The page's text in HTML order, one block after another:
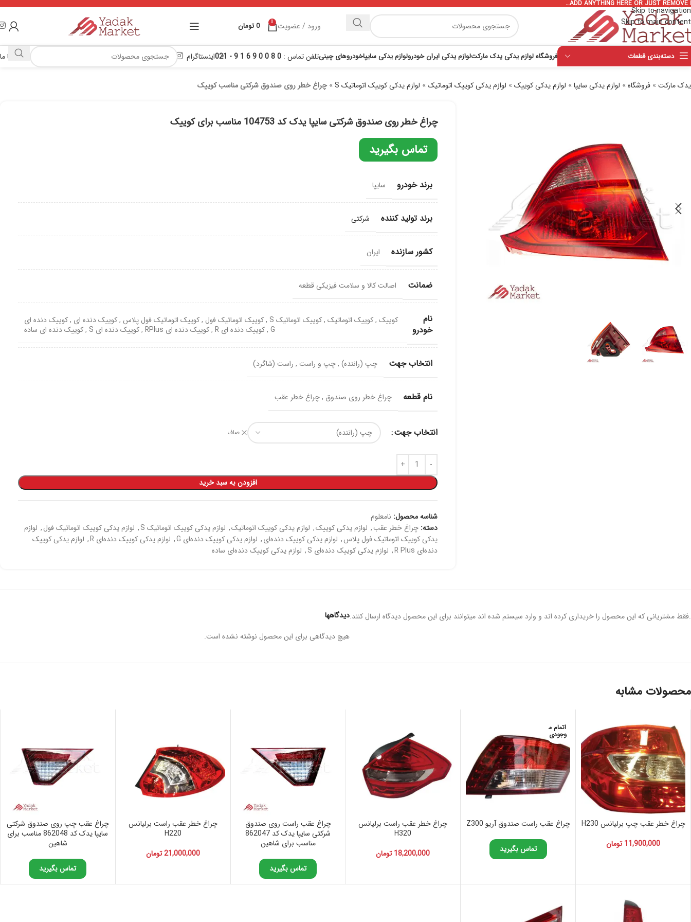
Skip to navigation
Skip to main content
ADD ANYTHING HERE OR JUST REMOVE
ورود / عضویت 0
0 تومان
دسته‌بندی قطعات فروشگاه لوازم یدکی یدک مارکتلوازم یدکی ایران خودرولوازم یدکی سایپاخودروهای چینیتلفن تماس : 0 8 0 0 9 6 1 9 - 021 اینستاگرام تماس با ما
یدک مارکت» فروشگاه» لوازم یدکی سایپا» لوازم یدکی کوییک» لوازم یدکی کوییک اتوماتیک» لوازم یدکی کوییک اتوماتیک S » چراغ خطر روی صندوق شرکتی مناسب کوییک
چراغ خطر روی صندوق شرکتی سایپا یدک کد 104753 مناسب برای کوییک
تماس بگیرید
برند خودرو سایپا
برند تولید کننده شرکتی
کشور سازنده ایران
ضمانت اصالت کالا و سلامت فیزیکی قطعه
نام
خودرو
کوییک ,کوییک اتوماتیک ,کوییک اتوماتیک S ,کوییک اتوماتیک فول ,کوییک اتوماتیک فول پلاس ,کوییک دنده ای ,کوییک دنده ای
G
,کوییک دنده ای R ,کوییک دنده ای RPlus ,کوییک دنده ای S ,کوییک دنده ای ساده
انتخاب جهت چپ (راننده) ,چپ و راست , راست (شاگرد)
نام قطعه چراغ خطر روی صندوق ,چراغ خطر عقب
انتخاب جهت صاف
افزودن به سبد خرید
شناسه محصول: نامعلوم
دسته: چراغ خطر عقب, لوازم یدکی کوییک, لوازم یدکی کوییک اتوماتیک, لوازم یدکی کوییک اتوماتیک S , لوازم یدکی کوییک اتوماتیک فول, لوازم
یدکی کوییک اتوماتیک فول پلاس, لوازم یدکی کوییک دنده‌ای, لوازم یدکی کوییک دنده‌ای G , لوازم یدکی کوییک دنده‌ای R , لوازم یدکی کوییک
دنده‌ای R Plus
, لوازم یدکی کوییک دنده‌ای S , لوازم یدکی کوییک دنده‌ای ساده
دیدگاهها
هیچ دیدگاهی برای این محصول نوشته نشده است.
.فقط مشتریانی که این محصول را خریداری کرده اند و وارد سیستم شده اند میتوانند برای این محصول دیدگاه ارسال کنند.
محصولات مشابه
چراغ خطر عقب چپ برلیانس H230
11,900,000 تومان
اتمام م
وجودی
چراغ عقب راست صندوق آریو Z300
تماس بگیرید
چراغ خطر عقب راست برلیانس
H320
18,200,000 تومان
چراغ عقب راست روی صندوق
شرکتی سایپا یدک کد 862047
مناسب برای شاهین
تماس بگیرید
چراغ خطر عقب راست برلیانس
H220
21,000,000تومان
چراغ عقب چپ روی صندوق شرکتی
سایپا یدک کد 862048 مناسب برای
شاهین
تماس بگیرید